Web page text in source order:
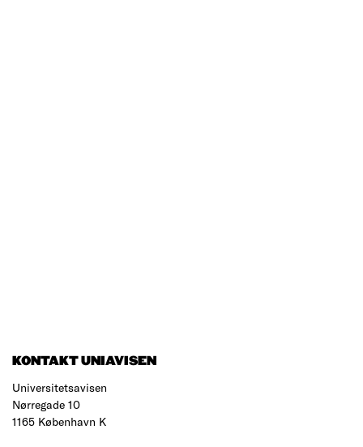
KONTAKT UNIAVISEN
Universitetsavisen
Nørregade 10
1165 København K